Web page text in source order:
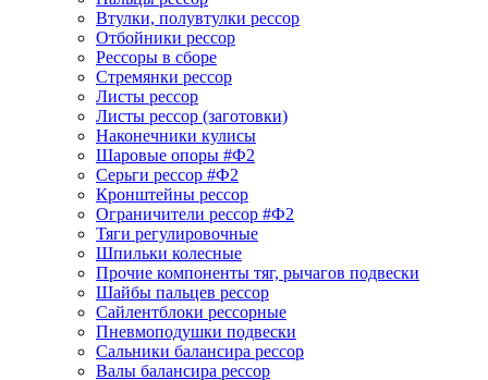
Втулки, полувтулки рессор
Отбойники рессор
Рессоры в сборе
Стремянки рессор
Листы рессор
Листы рессор (заготовки)
Наконечники кулисы
Шаровые опоры #Ф2
Серьги рессор #Ф2
Кронштейны рессор
Ограничители рессор #Ф2
Тяги регулировочные
Шпильки колесные
Прочие компоненты тяг, рычагов подвески
Шайбы пальцев рессор
Сайлентблоки рессорные
Пневмоподушки подвески
Сальники балансира рессор
Валы балансира рессор